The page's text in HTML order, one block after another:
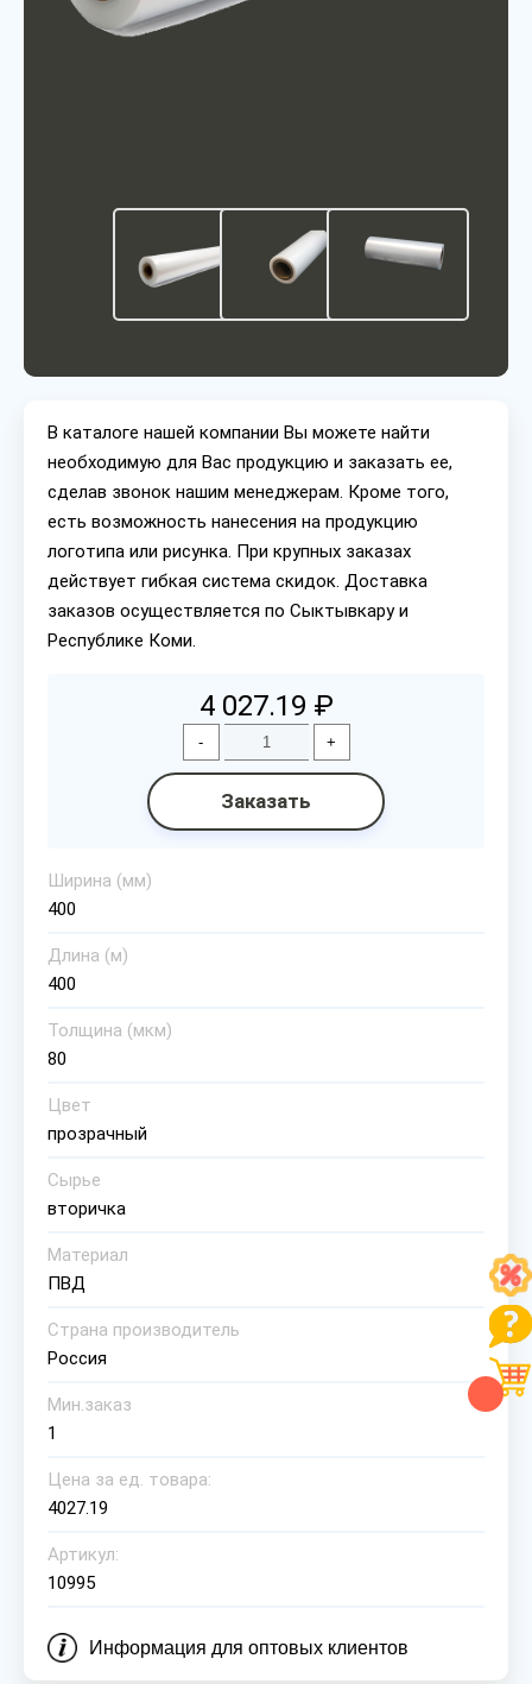
В каталоге нашей компании Вы можете найти
необходимую для Вас продукцию и заказать ее,
сделав звонок нашим менеджерам. Кроме того,
есть возможность нанесения на продукцию
логотипа или рисунка. При крупных заказах
действует гибкая система скидок. Доставка
заказов осуществляется по Сыктывкару и
Республике Коми.
4 027.19 ₽
- +
Заказать
Ширина (мм)
400
Длина (м)
400
Толщина (мкм)
80
Цвет
прозрачный
Сырье
вторичка
Материал
ПВД
Страна производитель
Россия
Мин.заказ
1
Цена за ед. товара:
4027.19
Артикул:
10995
Информация для оптовых клиентов